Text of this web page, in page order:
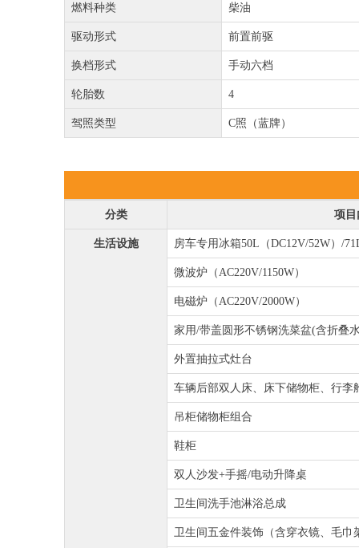
燃料种类 柴油
驱动形式 前置前驱
换档形式 手动六档
轮胎数 4
驾照类型 C照（蓝牌）
分类 项目
生活设施 房车专用冰箱50L（DC12V/52W）/
微波炉（AC220V/1150W）
电磁炉（AC220V/2000W）
家用/带盖圆形不锈钢洗菜盆(含折叠
外置抽拉式灶台
车辆后部双人床、床下储物柜、行李
吊柜储物柜组合
鞋柜
双人沙发+手摇/电动升降桌
卫生间洗手池淋浴总成
卫生间五金件装饰（含穿衣镜、毛巾